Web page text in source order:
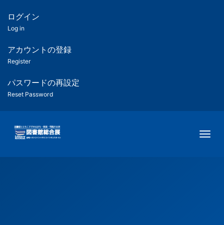
ツ
匿
名
ユ
ー
ー
用
メ
ログイン
Log in
アカウントの登録
Register
パスワードの再設定
Reset Password